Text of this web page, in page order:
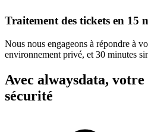
Traitement des tickets en 15
Nous nous engageons à répondre à
environnement privé, et 30 minutes
Avec alwaysdata, votre
sécurité